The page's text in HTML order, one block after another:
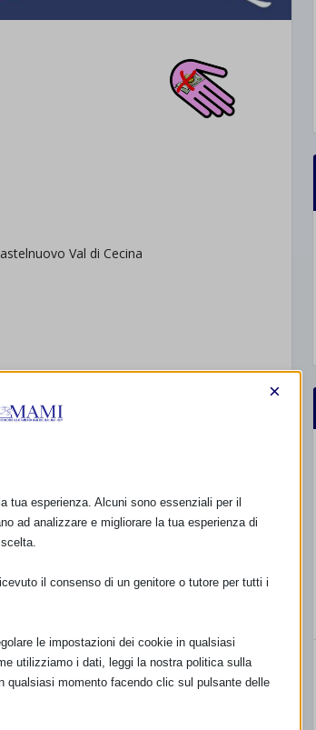
Val di Cecina
rinforzo della fiducia materna nelle
nelle eventuali difficoltà che
con il progetto “Comunità
“Baby Friendly Community Initiative
UNICEF-OMS “Ospedali Amici
fisiologia dei bambini e della
×
tua esperienza. Alcuni sono essenziali per il
ad analizzare e migliorare la tua esperienza di
il consenso di un genitore o tutore per tutti i
le impostazioni dei cookie in qualsiasi
utilizziamo i dati, leggi la nostra politica sulla
qualsiasi momento facendo clic sul pulsante delle